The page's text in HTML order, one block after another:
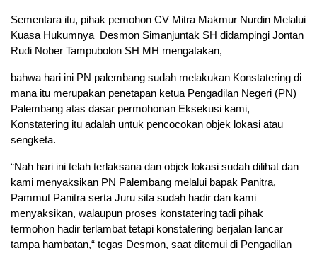
Sementara itu, pihak pemohon CV Mitra Makmur Nurdin Melalui
Kuasa Hukumnya Desmon Simanjuntak SH didampingi Jontan
Rudi Nober Tampubolon SH MH mengatakan,
bahwa hari ini PN palembang sudah melakukan Konstatering di
mana itu merupakan penetapan ketua Pengadilan Negeri (PN)
Palembang atas dasar permohonan Eksekusi kami,
Konstatering itu adalah untuk pencocokan objek lokasi atau
sengketa.
“Nah hari ini telah terlaksana dan objek lokasi sudah dilihat dan
kami menyaksikan PN Palembang melalui bapak Panitra,
Pammut Panitra serta Juru sita sudah hadir dan kami
menyaksikan, walaupun proses konstatering tadi pihak
termohon hadir terlambat tetapi konstatering berjalan lancar
tampa hambatan,“ tegas Desmon, saat ditemui di Pengadilan